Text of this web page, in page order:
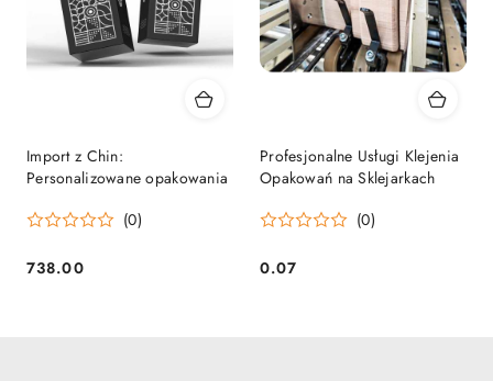
Import z Chin:
Personalizowane opakowania
(0)
Cena:
738.00
Profesjonalne Usługi Klejenia
Opakowań na Sklejarkach
(0)
Cena:
0.07